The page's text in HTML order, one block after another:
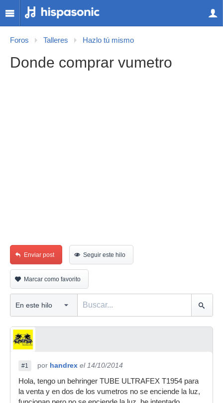
Foros Talleres Hazlo tú mismo
Donde comprar vumetro
Enviar post Seguir este hilo
Marcar como favorito
#1 por handrex el 14/10/2014
Hola, tengo un behringer TUBE ULTRAFEX T1954 para
la venta y en dos de los vumetros no se enciende la luz,